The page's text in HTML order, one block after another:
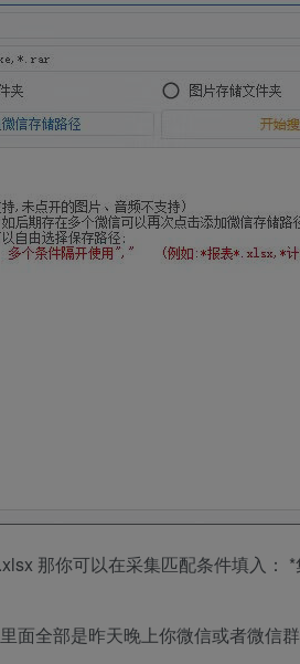
那你可以在采集匹配条件填入：
面全部是昨天晚上你微信或者微信群